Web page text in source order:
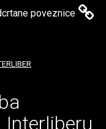
poveznice
Interliberu